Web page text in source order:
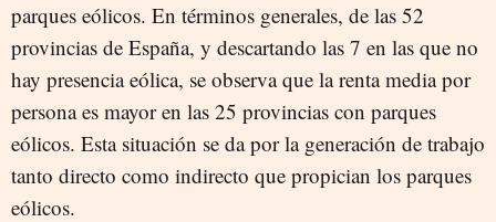
parques eólicos. En términos generales, de las 52
provincias de España, y descartando las 7 en las que no
hay presencia eólica, se observa que la renta media por
persona es mayor en las 25 provincias con parques
eólicos. Esta situación se da por la generación de trabajo
tanto directo como indirecto que propician los parques
eólicos.